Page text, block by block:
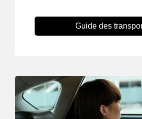
Guide des